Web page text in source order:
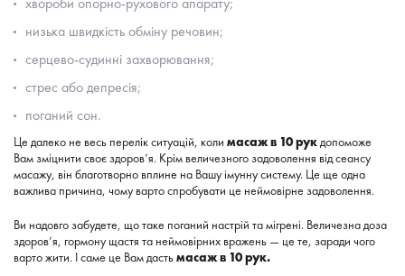
низька швидкість обміну речовин;
серцево-судинні захворювання;
стрес або депресія;
поганий сон.
Це далеко не весь перелік ситуацій, коли масаж в 10 рукдопоможе
Вам зміцнити своє здоров’я. Крім величезного задоволення від сеансу
масажу, він благотворно вплине на Вашу імунну систему. Це ще одна
важлива причина, чому варто спробувати це неймовірне задоволення.
Ви надовго забудете, що таке поганий настрій та мігрені. Величезна доза
здоров’я, гормону щастя та неймовірних вражень — це те, заради чого
варто жити. І саме це Вам дастьмасаж в 10 рук.